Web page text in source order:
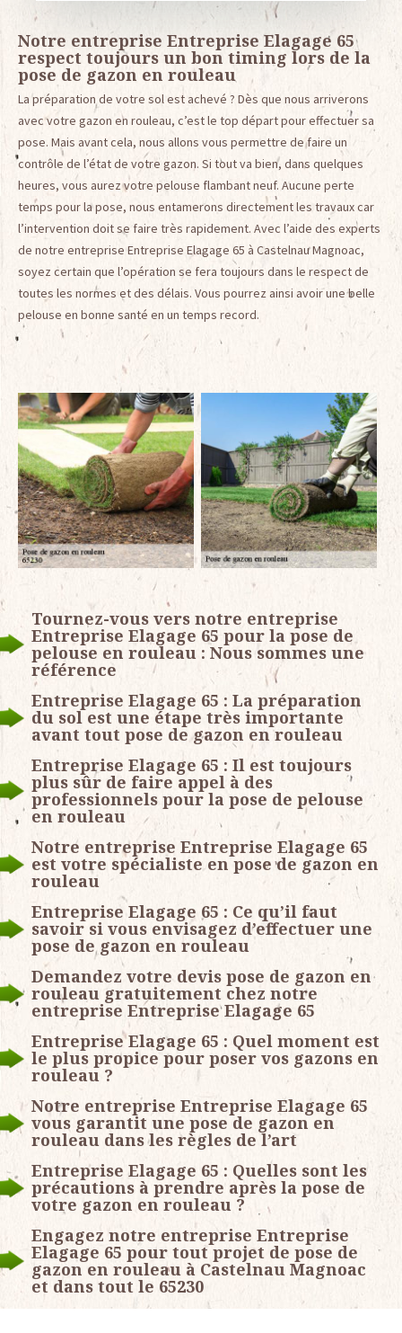
Notre entreprise Entreprise Elagage 65
respect toujours un bon timing lors de la
pose de gazon en rouleau
La préparation de votre sol est achevé ? Dès que nous arriverons
avec votre gazon en rouleau, c’est le top départ pour effectuer sa
pose. Mais avant cela, nous allons vous permettre de faire un
contrôle de l’état de votre gazon. Si tout va bien, dans quelques
heures, vous aurez votre pelouse flambant neuf. Aucune perte
temps pour la pose, nous entamerons directement les travaux car
l’intervention doit se faire très rapidement. Avec l’aide des experts
de notre entreprise Entreprise Elagage 65 à Castelnau Magnoac,
soyez certain que l’opération se fera toujours dans le respect de
toutes les normes et des délais. Vous pourrez ainsi avoir une belle
pelouse en bonne santé en un temps record.
Tournez-vous vers notre entreprise
Entreprise Elagage 65 pour la pose de
pelouse en rouleau : Nous sommes une
référence
Entreprise Elagage 65 : La préparation
du sol est une étape très importante
avant tout pose de gazon en rouleau
Entreprise Elagage 65 : Il est toujours
plus sûr de faire appel à des
professionnels pour la pose de pelouse
en rouleau
Notre entreprise Entreprise Elagage 65
est votre spécialiste en pose de gazon en
rouleau
Entreprise Elagage 65 : Ce qu’il faut
savoir si vous envisagez d’effectuer une
pose de gazon en rouleau
Demandez votre devis pose de gazon en
rouleau gratuitement chez notre
entreprise Entreprise Elagage 65
Entreprise Elagage 65 : Quel moment est
le plus propice pour poser vos gazons en
rouleau ?
Notre entreprise Entreprise Elagage 65
vous garantit une pose de gazon en
rouleau dans les règles de l’art
Entreprise Elagage 65 : Quelles sont les
précautions à prendre après la pose de
votre gazon en rouleau ?
Engagez notre entreprise Entreprise
Elagage 65 pour tout projet de pose de
gazon en rouleau à Castelnau Magnoac
et dans tout le 65230